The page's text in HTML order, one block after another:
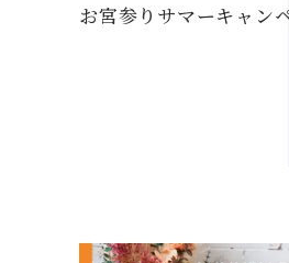
お宮参りサマーキャン